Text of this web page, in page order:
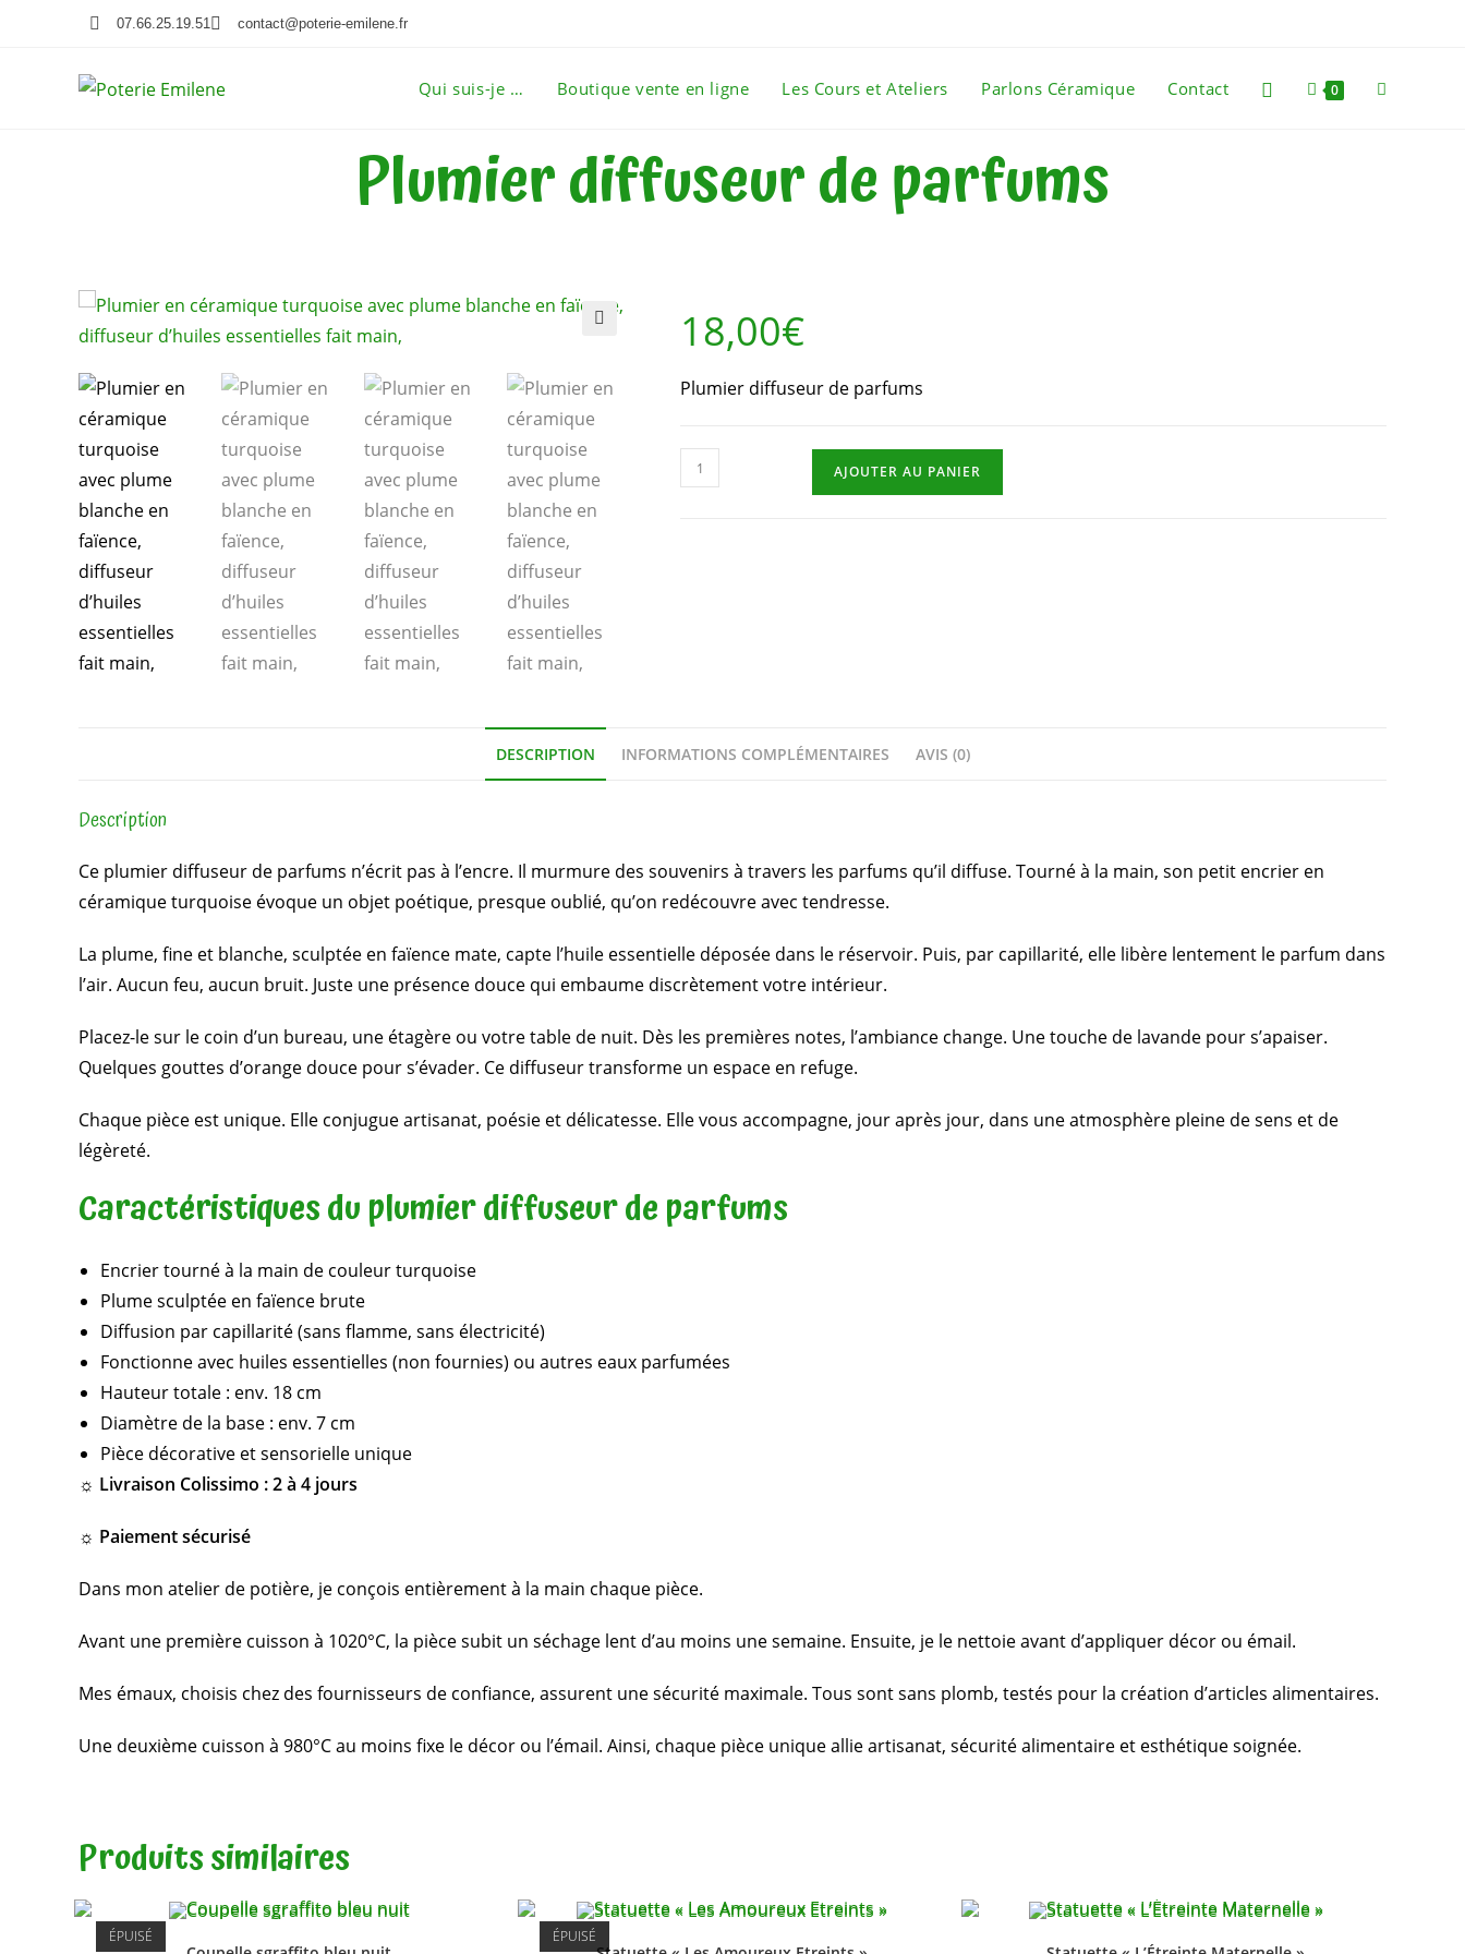
07.66.25.19.51 contact@poterie-emilene.fr
Qui suis-je … Boutique vente en ligne Les Cours et Ateliers Parlons Céramique Contact 0
Plumier diffuseur de parfums
18,00€
Plumier diffuseur de parfums
AJOUTER AU PANIER
DESCRIPTION INFORMATIONS COMPLÉMENTAIRES AVIS (0)
Description
Ce plumier diffuseur de parfums n’écrit pas à l’encre. Il murmure des souvenirs à travers les parfums qu’il diffuse. Tourné à la main, son petit encrier en
céramique turquoise évoque un objet poétique, presque oublié, qu’on redécouvre avec tendresse.
La plume, fine et blanche, sculptée en faïence mate, capte l’huile essentielle déposée dans le réservoir. Puis, par capillarité, elle libère lentement le parfum dans
l’air. Aucun feu, aucun bruit. Juste une présence douce qui embaume discrètement votre intérieur.
Placez-le sur le coin d’un bureau, une étagère ou votre table de nuit. Dès les premières notes, l’ambiance change. Une touche de lavande pour s’apaiser.
Quelques gouttes d’orange douce pour s’évader. Ce diffuseur transforme un espace en refuge.
Chaque pièce est unique. Elle conjugue artisanat, poésie et délicatesse. Elle vous accompagne, jour après jour, dans une atmosphère pleine de sens et de
légèreté.
Caractéristiques du plumier diffuseur de parfums
Encrier tourné à la main de couleur turquoise
Plume sculptée en faïence brute
Diffusion par capillarité (sans flamme, sans électricité)
Fonctionne avec huiles essentielles (non fournies) ou autres eaux parfumées
Hauteur totale : env. 18 cm
Diamètre de la base : env. 7 cm
Pièce décorative et sensorielle unique
☼ Livraison Colissimo : 2 à 4 jours
☼ Paiement sécurisé
Dans mon atelier de potière, je conçois entièrement à la main chaque pièce.
Avant une première cuisson à 1020°C, la pièce subit un séchage lent d’au moins une semaine. Ensuite, je le nettoie avant d’appliquer décor ou émail.
Mes émaux, choisis chez des fournisseurs de confiance, assurent une sécurité maximale. Tous sont sans plomb, testés pour la création d’articles alimentaires.
Une deuxième cuisson à 980°C au moins fixe le décor ou l’émail. Ainsi, chaque pièce unique allie artisanat, sécurité alimentaire et esthétique soignée.
Produits similaires
ÉPUISÉ ÉPUISÉ